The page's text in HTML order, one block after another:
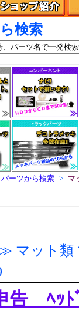
検索
パーツから検索 > マ
マット類
告 ﾍｯ